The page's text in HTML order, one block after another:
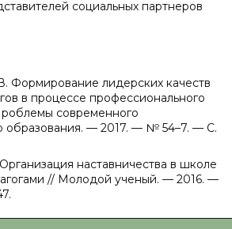
социальных партнеров
Формирование лидерских качеств
в процессе профессионального
современного
образования. — 2017. — № 54–7. — С.
наставничества в школе
// Молодой ученый. — 2016. —